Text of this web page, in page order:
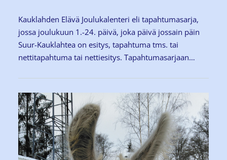
Kauklahden Elävä Joulukalenteri eli tapahtumasarja,
jossa joulukuun 1.-24. päivä, joka päivä jossain päin
Suur-Kauklahtea on esitys, tapahtuma tms. tai
nettitapahtuma tai nettiesitys. Tapahtumasarjaan…